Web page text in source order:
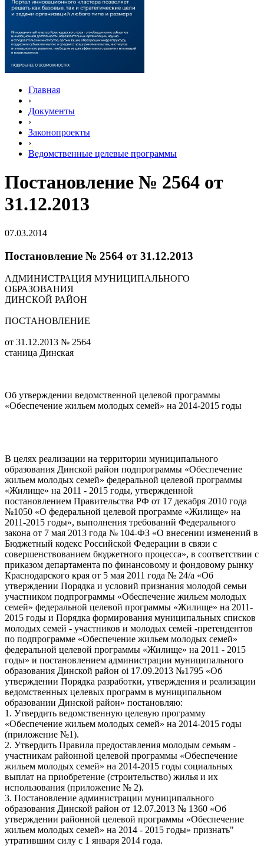
Главная
›
Документы
›
Законопроекты
›
Ведомственные целевые программы
Постановление № 2564 от
31.12.2013
07.03.2014
Постановление № 2564 от 31.12.2013
АДМИНИСТРАЦИЯ МУНИЦИПАЛЬНОГО
ОБРАЗОВАНИЯ
ДИНСКОЙ РАЙОН
ПОСТАНОВЛЕНИЕ
от 31.12.2013 № 2564
станица Динская
Об утверждении ведомственной целевой программы
«Обеспечение жильем молодых семей» на 2014-2015 годы
В целях реализации на территории муниципального
образования Динской район подпрограммы «Обеспечение
жильем молодых семей» федеральной целевой программы
«Жилище» на 2011 - 2015 годы, утвержденной
постановлением Правительства РФ от 17 декабря 2010 года
№1050 «О федеральной целевой программе «Жилище» на
2011-2015 годы», выполнения требований Федерального
закона от 7 мая 2013 года № 104-ФЗ «О внесении изменений в
Бюджетный кодекс Российской Федерации в связи с
совершенствованием бюджетного процесса», в соответствии с
приказом департамента по финансовому и фондовому рынку
Краснодарского края от 5 мая 2011 года № 24/а «Об
утверждении Порядка и условий признания молодой семьи
участником подпрограммы «Обеспечение жильем молодых
семей» федеральной целевой программы «Жилище» на 2011-
2015 годы и Порядка формирования муниципальных списков
молодых семей - участников и молодых семей -претендентов
по подпрограмме «Обеспечение жильем молодых семей»
федеральной целевой программы «Жилище» на 2011 - 2015
годы» и постановлением администрации муниципального
образования Динской район oi 17.09.2013 №1795 «Об
утверждении Порядка разработки, утверждения и реализации
ведомственных целевых программ в муниципальном
образовании Динской район» постановляю:
1. Утвердить ведомственную целевую программу
«Обеспечение жильем молодых семей» на 2014-2015 годы
(приложение №1).
2. Утвердить Правила предоставления молодым семьям -
участникам районной целевой программы «Обеспечение
жильем молодых семей» на 2014-2015 годы социальных
выплат на приобретение (строительство) жилья и их
использования (приложение № 2).
3. Постановление администрации муниципального
образования Динской район от 12.07.2013 № 1360 «Об
утверждении районной целевой программы «Обеспечение
жильем молодых семей» на 2014 - 2015 годы» признать"
утратившим силу с 1 января 2014 года.